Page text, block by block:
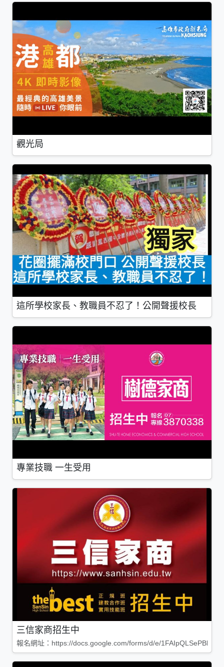
觀光局
這所學校家長、教職員不忍了！公開聲援校長
專業技職 一生受用
三信家商招生中
報名網址：https://docs.google.com/forms/d/e/